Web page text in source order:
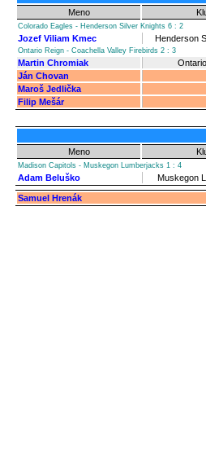
Meno
Colorado Eagles - Henderson Silver Knights 6 : 2
Jozef Viliam Kmec Henderson
Ontario Reign - Coachella Valley Firebirds 2 : 3
Martin Chromiak
Ján Chovan
Maroš Jedlička
Filip Mešár
Meno
Madison Capitols - Muskegon Lumberjacks 1 : 4
Adam Beluško Muskegon
Samuel Hrenák